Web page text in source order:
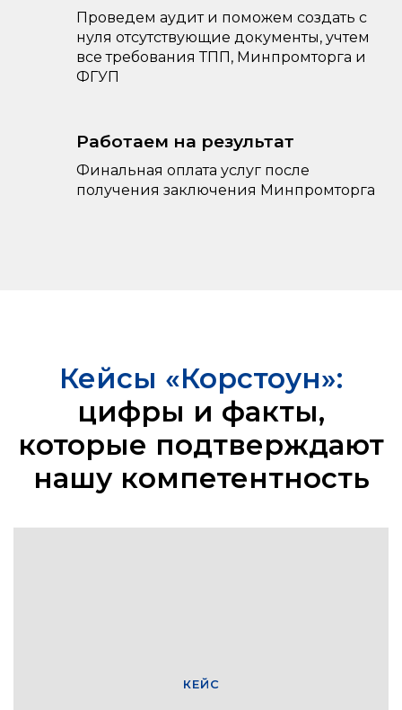
Проведем аудит и поможем создать с
нуля отсутствующие документы, учтем
все требования ТПП, Минпромторга и
ФГУП
Работаем на результат
Финальная оплата услуг после
получения заключения Минпромторга
Кейсы «Корстоун»:
цифры и факты,
которые подтверждают
нашу компетентность
КЕЙС